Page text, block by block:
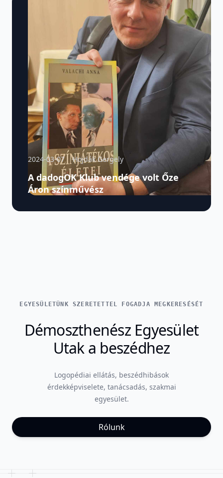
2024-03-07 Hojdák Gergely
A dadogOK Klub vendége volt Őze
Áron színművész
EGYESÜLETÜNK SZERETETTEL FOGADJA MEGKERESÉSÉT
Démoszthenész Egyesület
Utak a beszédhez
Logopédiai ellátás, beszédhibások
érdekképviselete, tanácsadás, szakmai
egyesület.
Rólunk